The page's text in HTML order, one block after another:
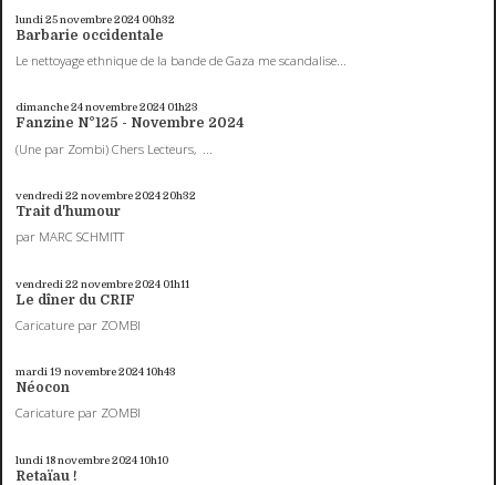
lundi 25novembre 2024 00h32
Barbarie occidentale
Le nettoyage ethnique de la bande de Gaza me scandalise...
dimanche 24novembre 2024 01h23
Fanzine N°125 - Novembre 2024
(Une par Zombi) Chers Lecteurs, ...
vendredi 22 novembre 202420h32
Trait d'humour
par MARC SCHMITT
vendredi 22 novembre 2024 01h11
Le dîner du CRIF
Caricature par ZOMBI
mardi 19 novembre 202410h43
Néocon
Caricature par ZOMBI
lundi 18novembre 202410h10
Retaïau !